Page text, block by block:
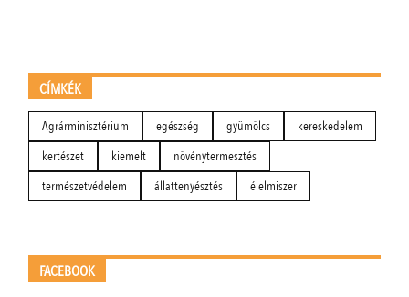
CÍMKÉK
Agrárminisztérium egészség gyümölcs
kereskedelem
kertészet
kiemelt
növénytermesztés
természetvédelem
állattenyésztés élelmiszer
FACEBOOK